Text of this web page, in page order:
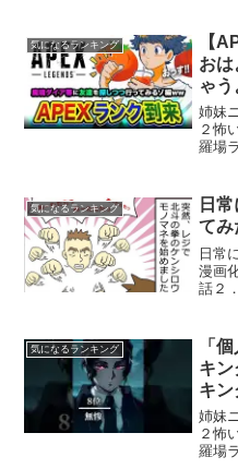
ムッ
ル・
気になるランキング
【
おは
ゃ
しつ
姉妹
２怖
羅場
パー
合終
気になるランキング
日
てみ
日常
漫画
話２
タを
るマ
気になるランキング
「
キ
キン
姉妹
２怖
羅場